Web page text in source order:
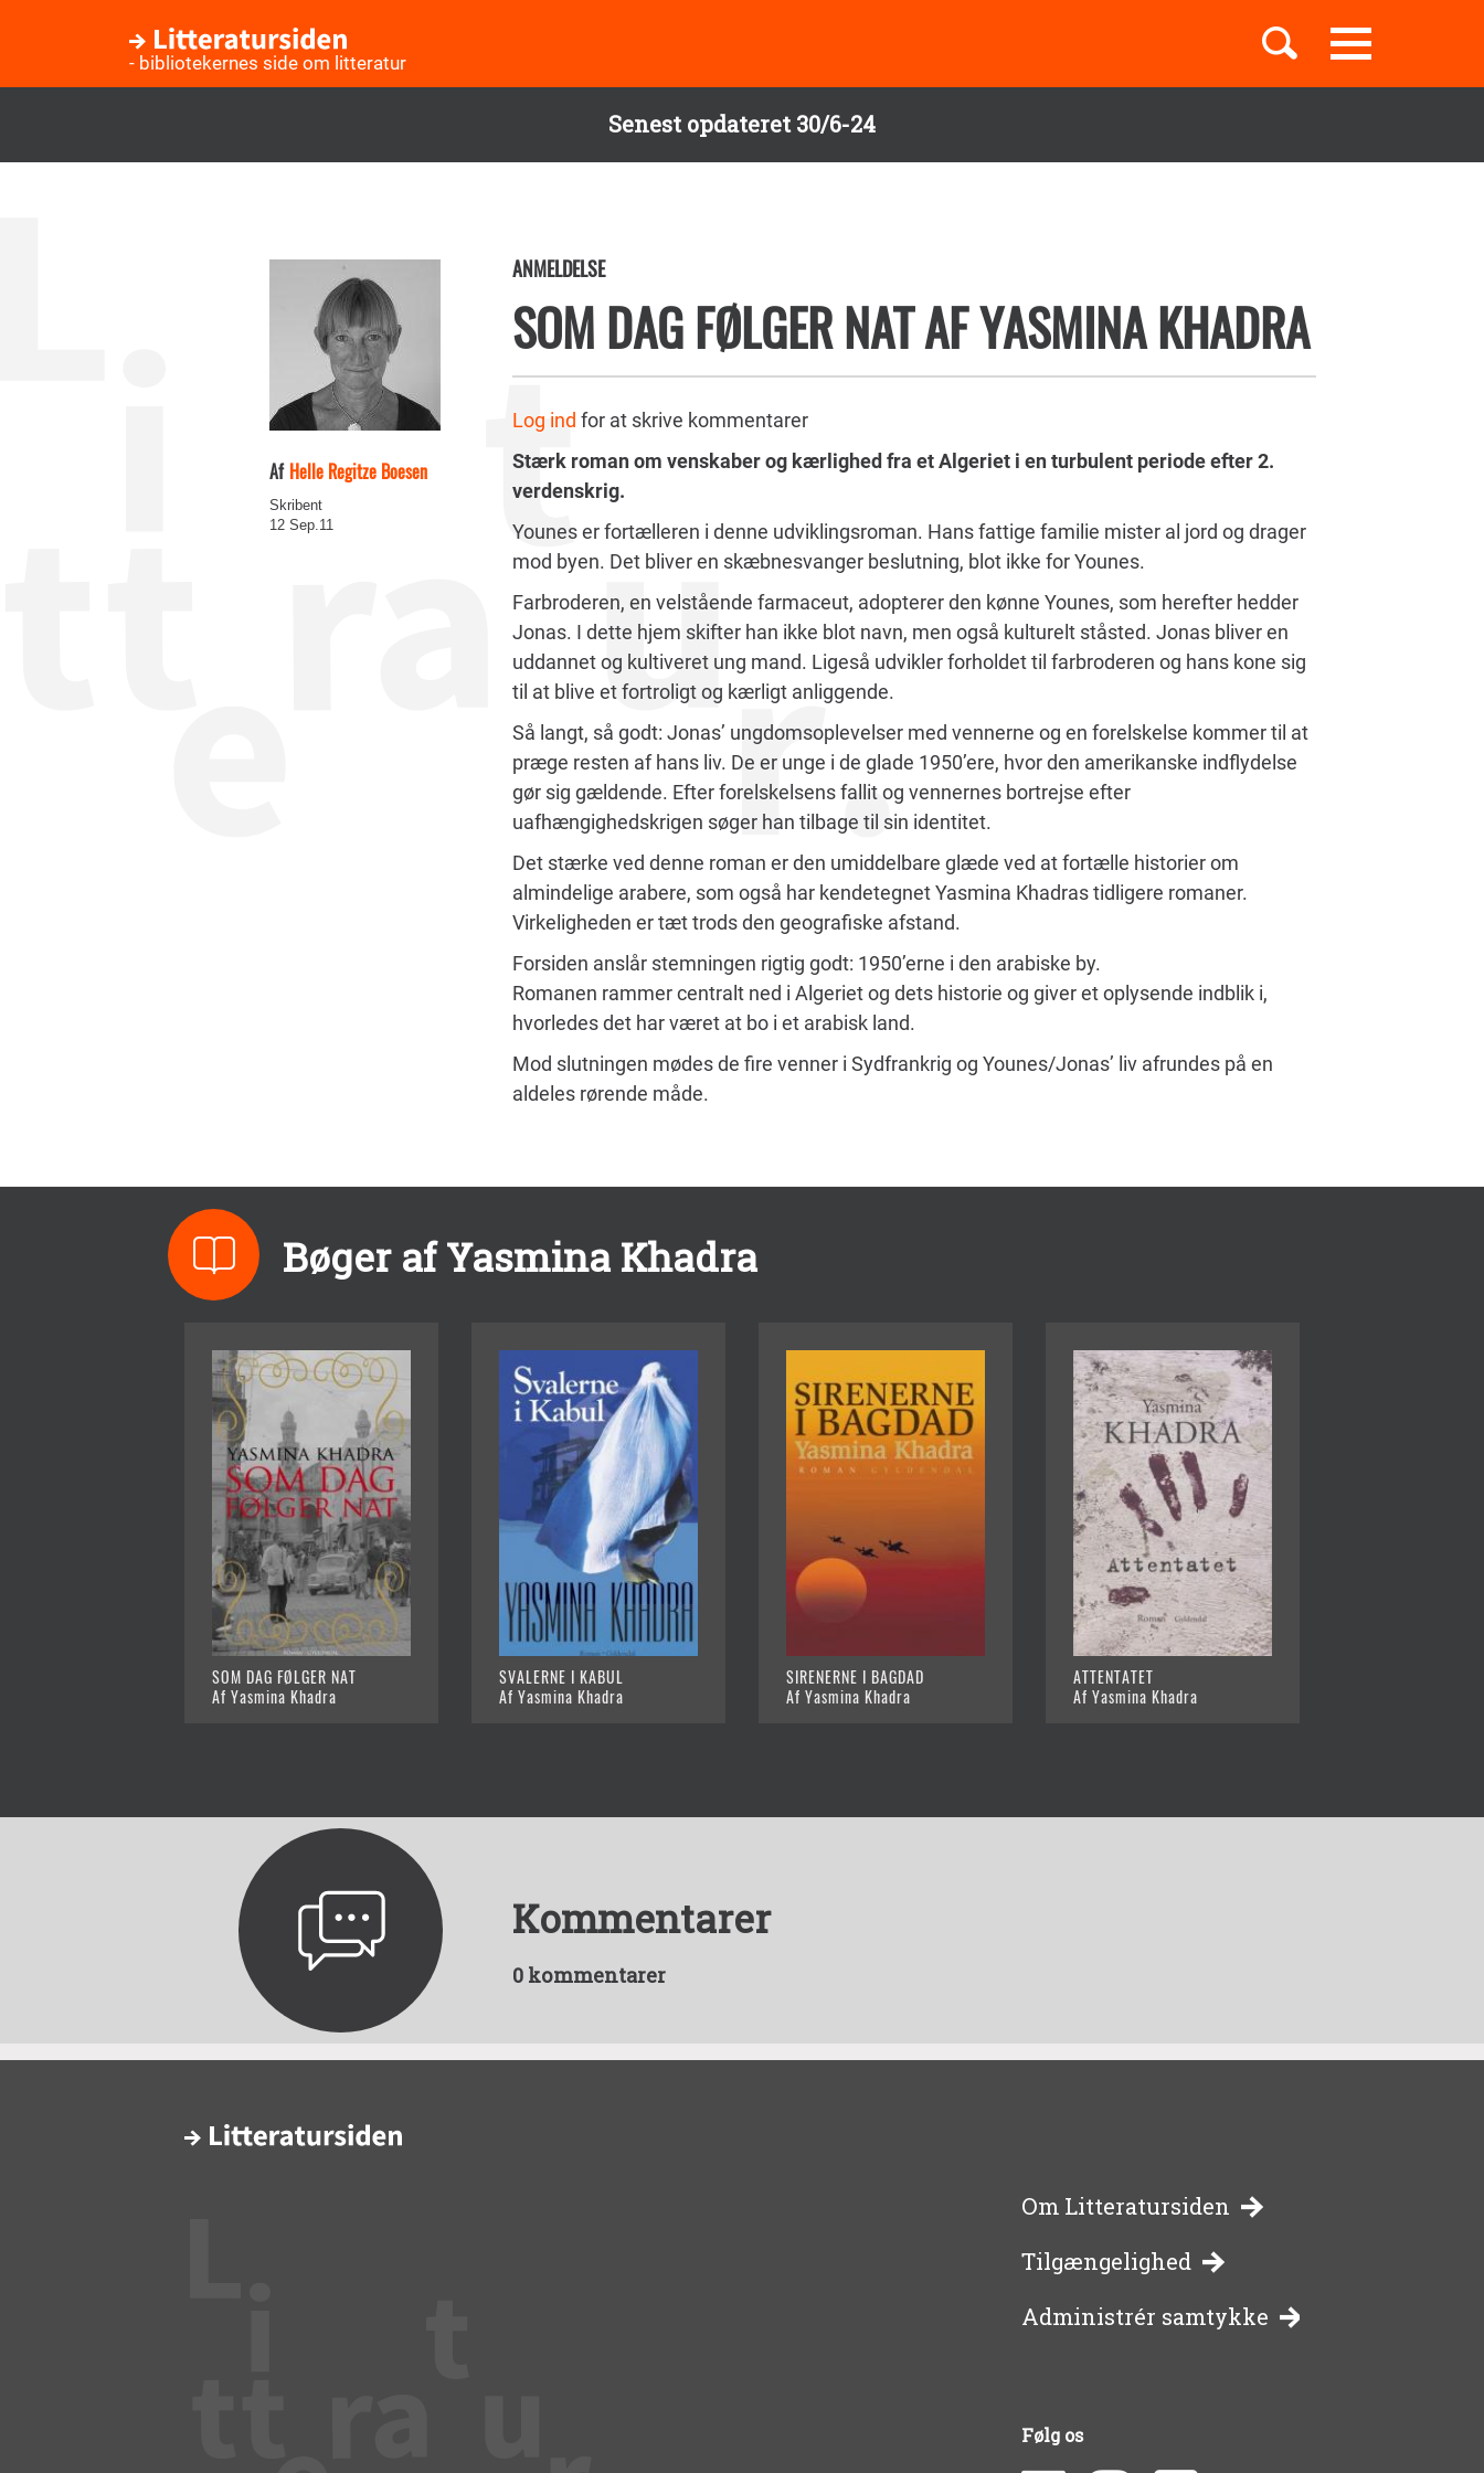
Senest opdateret 30/6-24
Toggle
navigation
- bibliotekernes side om litteratur
Børnebøger
Af Helle Regitze Boesen
Skribent
12 Sep.11
ANMELDELSE
SOM DAG FØLGER NAT AF YASMINA KHADRA
Log ind for at skrive kommentarer
Stærk roman om venskaber og kærlighed fra et Algeriet i en turbulent periode efter 2.
verdenskrig.
Younes er fortælleren i denne udviklingsroman. Hans fattige familie mister al jord og drager
mod byen. Det bliver en skæbnesvanger beslutning, blot ikke for Younes.
Farbroderen, en velstående farmaceut, adopterer den kønne Younes, som herefter hedder
Jonas. I dette hjem skifter han ikke blot navn, men også kulturelt ståsted. Jonas bliver en
uddannet og kultiveret ung mand. Ligeså udvikler forholdet til farbroderen og hans kone sig
til at blive et fortroligt og kærligt anliggende.
Så langt, så godt: Jonas’ ungdomsoplevelser med vennerne og en forelskelse kommer til at
præge resten af hans liv. De er unge i de glade 1950’ere, hvor den amerikanske indflydelse
gør sig gældende. Efter forelskelsens fallit og vennernes bortrejse efter
uafhængighedskrigen søger han tilbage til sin identitet.
Det stærke ved denne roman er den umiddelbare glæde ved at fortælle historier om
almindelige arabere, som også har kendetegnet Yasmina Khadras tidligere romaner.
Virkeligheden er tæt trods den geografiske afstand.
Forsiden anslår stemningen rigtig godt: 1950’erne i den arabiske by.
Romanen rammer centralt ned i Algeriet og dets historie og giver et oplysende indblik i,
hvorledes det har været at bo i et arabisk land.
Mod slutningen mødes de fire venner i Sydfrankrig og Younes/Jonas’ liv afrundes på en
aldeles rørende måde.
Bøger af Yasmina Khadra
SOM DAG FØLGER NAT
Af Yasmina Khadra
SVALERNE I KABUL
Af Yasmina Khadra
SIRENERNE I BAGDAD
Af Yasmina Khadra
ATTENTATET
Af Yasmina Khadra
Kommentarer
0 kommentarer
-
bibliotekernes
om
Om Litteratursiden
Tilgængelighed
Administrér samtykke
Følg os